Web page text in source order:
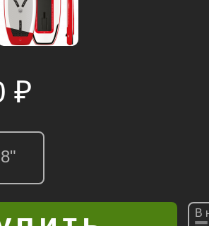
₽
В